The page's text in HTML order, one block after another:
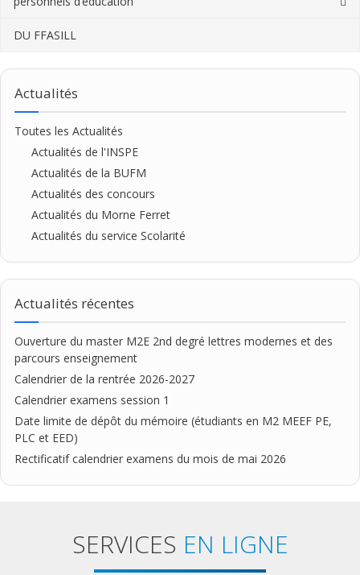
Master Physique-Chimie
Master Economie-Gestion
M2 FFAP
M2 PIDC
Les DU
CAPEFE
DU FFASILL
Actualités
Toutes les Actualités
Actualités de l'INSPE
Actualités de la BUFM
Actualités des concours
Actualités du Morne Ferret
Actualités du service Scolarité
Actualités récentes
Ouverture du master M2E 2nd degré lettres modernes et des
parcours enseignement
Calendrier de la rentrée 2026-2027
Calendrier examens session 1
Date limite de dépôt du mémoire (étudiants en M2 MEEF PE,
PLC et EED)
Rectificatif calendrier examens du mois de mai 2026
SERVICES EN LIGNE